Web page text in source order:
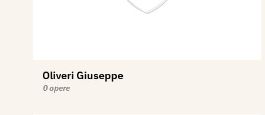
Oliveri Giuseppe
0 opere